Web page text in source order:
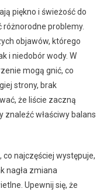
piękno i świeżość do
problemy.
objawów, którego
i niedobór wody. W
mogą gnić, co
strony, brak
że liście zaczną
znaleźć właściwy balans
, co najczęściej występuje,
nagła zmiana
Upewnij się, że